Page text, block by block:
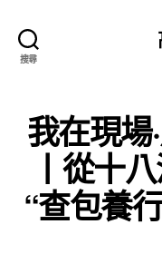
搜尋
我在現場
丨從十
“查包養